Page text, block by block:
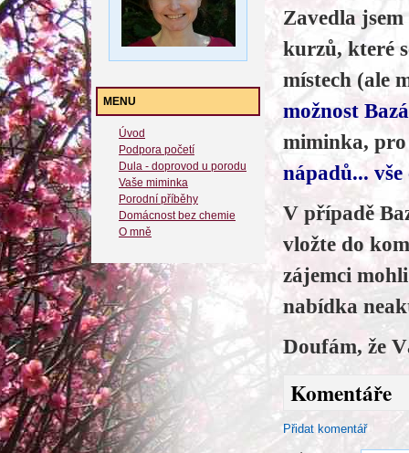
MENU
Úvod
Podpora početí
Dula - doprovod u porodu
Vaše miminka
Porodní příběhy
Domácnost bez chemie
O mně
Zavedla
kurzů, které
místech (ale
možnost
miminka,
nápadů...
V případě
vložte do
zájemci
nabídka
Doufám, že
Komentáře
Přidat komentář